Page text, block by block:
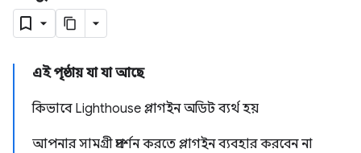
এই পৃষ্ঠায় যা যা আছে
কিভাবে Lighthouse প্লাগইন অডিট ব্যর্থ হয়
আপনার সামগ্রী প্রদর্শন করতে প্লাগইন ব্যবহার করবেন না